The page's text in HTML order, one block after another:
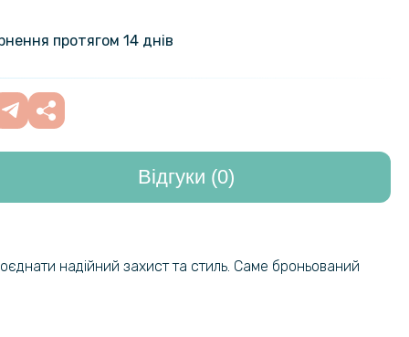
для Oppo A77 / A57s / A57,
гідрогелева плівка Hydrogel
A57s на задню панель,
плівка iNobi Matte для Oppo
панель, Матова
299 грн
плівка iNobi Matte для Oppo
239 грн
протягом 14 днів
Відгуки (0)
надійний захист та стиль. Саме броньований